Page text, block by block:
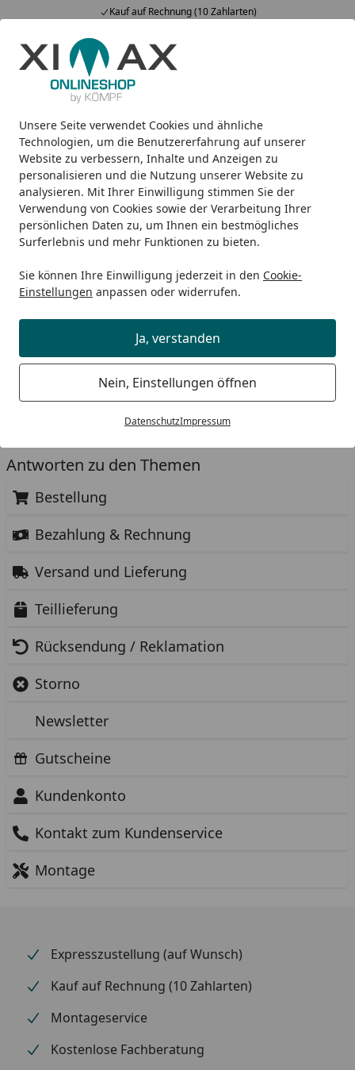
Unsere Seite verwendet Cookies und ähnliche
Technologien, um die Benutzererfahrung auf unserer
Website zu verbessern, Inhalte und Anzeigen zu
personalisieren und die Nutzung unserer Website zu
analysieren. Mit Ihrer Einwilligung stimmen Sie der
Verwendung von Cookies sowie der Verarbeitung Ihrer
persönlichen Daten zu, um Ihnen ein bestmögliches
Surferlebnis und mehr Funktionen zu bieten.
Sie können Ihre Einwilligung jederzeit in den Cookie-
Einstellungen anpassen oder widerrufen.
Ja, verstanden
Nein, Einstellungen öffnen
DatenschutzImpressum
Kauf auf Rechnung (10 Zahlarten)
Alle Produkte
Mein Konto
Suchen
Startseite
Was sind KÖMPF+ Produkte?
Antworten zu den Themen
Bestellung
Bezahlung & Rechnung
Versand und Lieferung
Teillieferung
Rücksendung / Reklamation
Storno
Newsletter
Gutscheine
Kundenkonto
Kontakt zum Kundenservice
Montage
Was sind KÖMPF+ Produkte?
Bei KÖMPF+ Produkten sparen sie wortwörtlich doppelt:
Statt zwei KÖMPF Münzen je ausgegebenen Euro,
erhalten Sie vier KÖMPF Münzen.
besonders kurzen Lieferzeiten.
Sie erkennen KÖMPF+ Produkte an einem kleinem
Wimpel in der Produktkachel. Sie können auch explizit
nach KÖMPF+ Produkten filtern. Es kann vorkommen,
dass es in einer Kategorie keine KÖMPF+ Produkte gibt.
Zurück zur Übersicht
Expresszustellung (auf Wunsch)
Kauf auf Rechnung (10 Zahlarten)
Montageservice
Kostenlose Fachberatung